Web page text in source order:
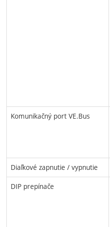
Komunikačný port VE.Bus
Diaľkové zapnutie / vypnutie
DIP prepínače